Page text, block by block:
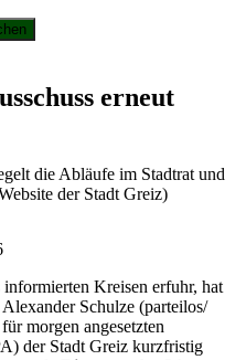
erneut
die Abläufe im Stadtrat und
der Stadt Greiz)
Kreisen erfuhr, hat
Schulze (parteilos/
morgen angesetzten
der Stadt Greiz kurzfristig